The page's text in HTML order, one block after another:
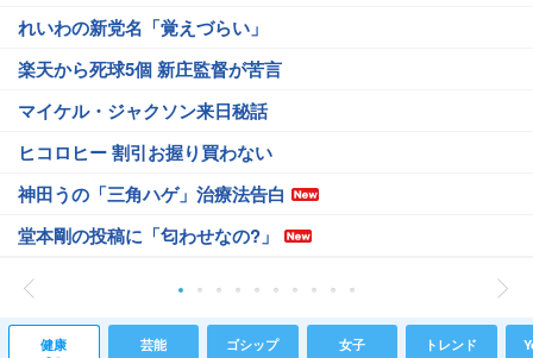
れいわの新党名「覚えづらい」
楽天から死球5個 新庄監督が苦言
マイケル・ジャクソン来日秘話
ヒコロヒー 割引お握り買わない
神田うの「三角ハゲ」治療法告白
堂本剛の投稿に「匂わせなの?」
健康 芸能 ゴシップ 女子 トレンド